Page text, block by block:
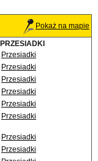
Pokaż na mapie
PRZESIADKI
Przesiadki
Przesiadki
Przesiadki
Przesiadki
Przesiadki
Przesiadki
Przesiadki
Przesiadki